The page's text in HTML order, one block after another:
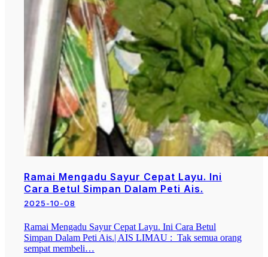
Ramai Mengadu Sayur Cepat Layu. Ini
Cara Betul Simpan Dalam Peti Ais.
2025-10-08
Ramai Mengadu Sayur Cepat Layu. Ini Cara Betul
Simpan Dalam Peti Ais.| AIS LIMAU : Tak semua orang
sempat membeli…